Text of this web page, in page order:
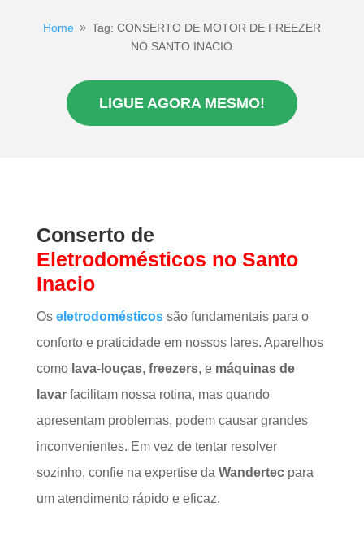
Home 9 Tag: CONSERTO DE MOTOR DE FREEZER
NO SANTO INACIO
LIGUE AGORA MESMO!
Conserto de
Eletrodomésticos no Santo
Inacio
Os eletrodomésticos são fundamentais para o
conforto e praticidade em nossos lares. Aparelhos
como lava-louças, freezers, e máquinas de
lavarfacilitam nossa rotina, mas quando
apresentam problemas, podem causar grandes
inconvenientes. Em vez de tentar resolver
sozinho, confie na expertise da Wandertecpara
um atendimento rápido e eficaz.